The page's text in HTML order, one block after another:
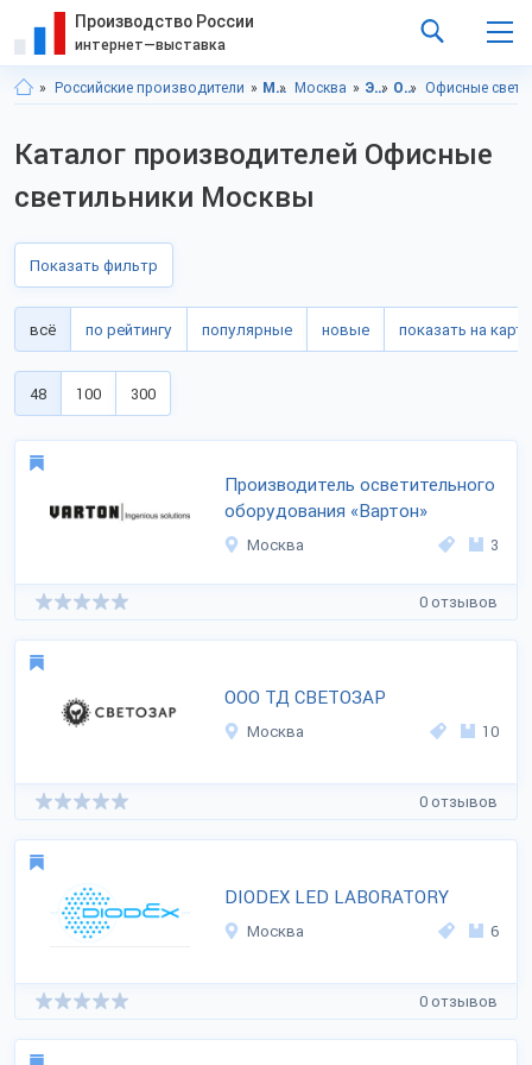
Производство России
интернет—выставка
Российские производители Московская область Москва Электротовары Освещение и светотехника Офисные
Каталог производителей Офисные
светильники Москвы
Показать фильтр
всё по рейтингу популярные новые показать на карте
48 100 300
Производитель осветительного
оборудования «Вартон»
Москва 3
0 отзывов
ООО ТД СВЕТОЗАР
Москва 10
0 отзывов
DIODEX LED LABORATORY
Москва 6
0 отзывов